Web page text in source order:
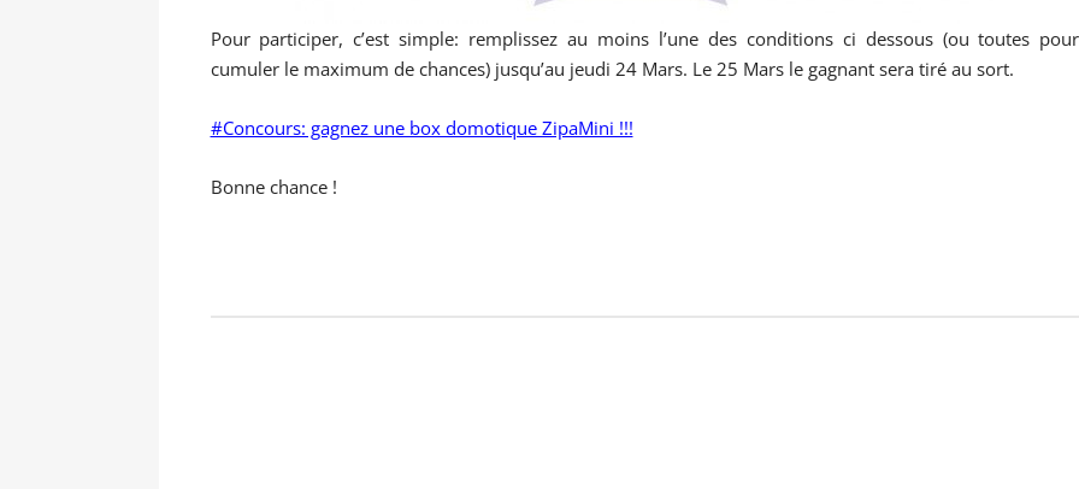
Pour participer, c’est simple: remplissez au moins l’une des conditions ci dessous (ou toutes pour
cumuler le maximum de chances) jusqu’au jeudi 24 Mars. Le 25 Mars le gagnant sera tiré au sort.
#Concours: gagnez une box domotique ZipaMini !!!
Bonne chance !